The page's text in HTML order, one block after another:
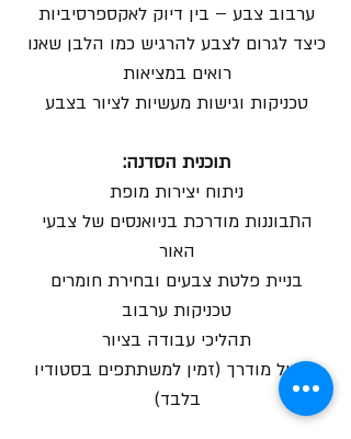
ערבוב צבע – בין דיוק לאקספרסיביות
כיצד לגרום לצבע להרגיש כמו הלבן שאנו
רואים במציאות
טכניקות וגישות מעשיות לציור בצבע
תוכנית הסדנה:
ניתוח יצירות מופת
התבוננות מודרכת בניואנסים של צבעי
האור
בניית פלטת צבעים ובחירת חומרים
טכניקות ערבוב
תהליכי עבודה בציור
תרגול מודרך (זמין למשתתפים בסטודיו
בלבד)